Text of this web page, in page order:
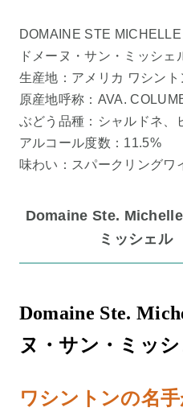
DOMAINE STE
ドメーヌ・サン・ミッシェ
生産地：アメリカ ワシン
原産地呼称：AVA.
ぶどう品種：シャルドネ、
アルコール度数：11.5%
味わい：スパークリングワ
Domaine Ste.
ミッシェル
Domaine Ste.
ヌ・サン・ミッ
ワシントンの名